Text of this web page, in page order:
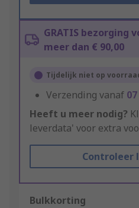
GRATIS bezorging
meer dan € 90,00
Tijdelijk niet op
Verzending vanaf
Heeft u meer nodig?
leverdata' voor extra
Controleer
Bulkkorting